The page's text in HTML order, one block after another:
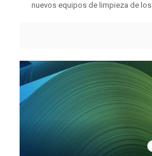
nuevos equipos de limpieza de